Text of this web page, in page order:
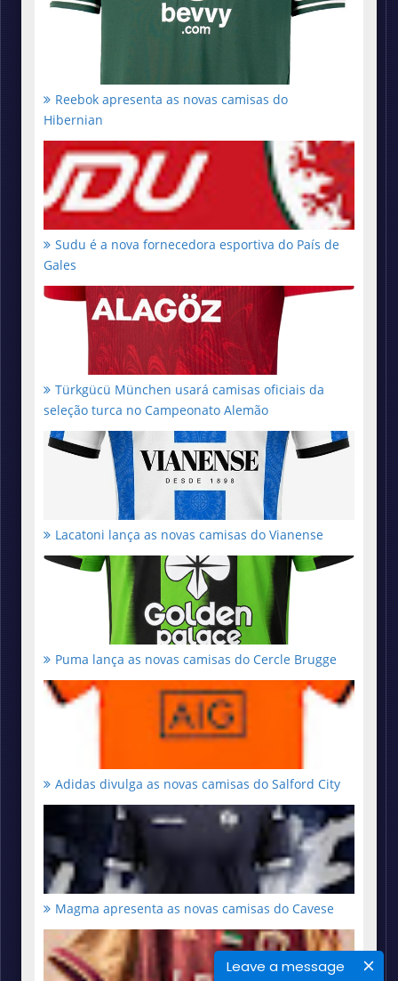
Leave a message
Reebok apresenta as novas camisas do
Hibernian
Sudu é a nova fornecedora esportiva do País de
Gales
Türkgücü München usará camisas oficiais da
seleção turca no Campeonato Alemão
Lacatoni lança as novas camisas do Vianense
Puma lança as novas camisas do Cercle Brugge
Adidas divulga as novas camisas do Salford City
Magma apresenta as novas camisas do Cavese